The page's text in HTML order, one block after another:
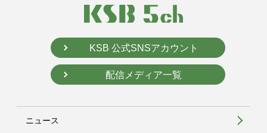
KSB 公式SNSアカウント
配信メディア一覧
ニュース